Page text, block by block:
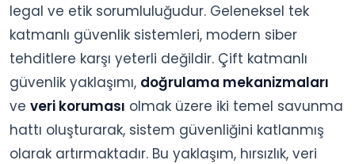
legal ve etik sorumluluğudur. Geleneksel tek
katmanlı güvenlik sistemleri, modern siber
tehditlere karşı yeterli değildir. Çift katmanlı
güvenlik yaklaşımı, doğrulama mekanizmaları
ve veri koruması olmak üzere iki temel savunma
hattı oluşturarak, sistem güvenliğini katlanmış
olarak artırmaktadır. Bu yaklaşım, hırsızlık, veri